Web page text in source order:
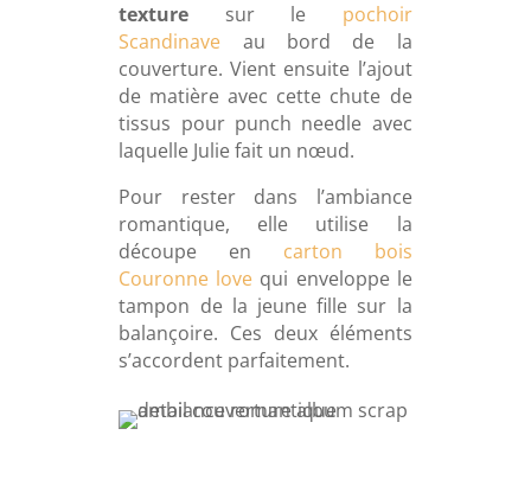
texture sur le pochoir
Scandinave au bord de la
couverture. Vient ensuite l’ajout
de matière avec cette chute de
tissus pour punch needle avec
laquelle Julie fait un nœud.
Pour rester dans l’ambiance
romantique, elle utilise la
découpe en carton bois
Couronne love qui enveloppe le
tampon de la jeune fille sur la
balançoire. Ces deux éléments
s’accordent parfaitement.